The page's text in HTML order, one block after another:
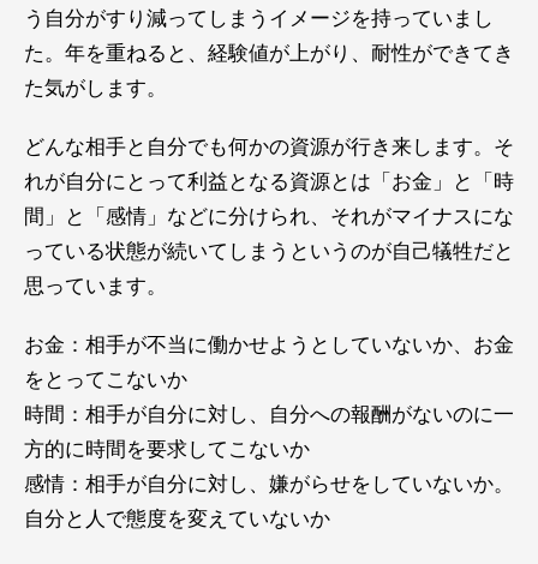
う自分がすり減ってしまうイメージを持っていまし
た。年を重ねると、経験値が上がり、耐性ができてき
た気がします。
どんな相手と自分でも何かの資源が行き来します。そ
れが自分にとって利益となる資源とは「お金」と「時
間」と「感情」などに分けられ、それがマイナスにな
っている状態が続いてしまうというのが自己犠牲だと
思っています。
お金：相手が不当に働かせようとしていないか、お金
をとってこないか
時間：相手が自分に対し、自分への報酬がないのに一
方的に時間を要求してこないか
感情：相手が自分に対し、嫌がらせをしていないか。
自分と人で態度を変えていないか